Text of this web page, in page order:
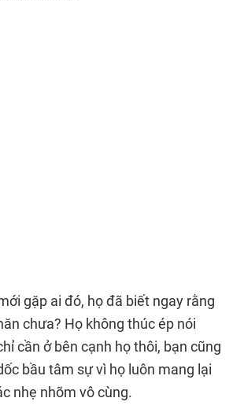
gặp ai đó, họ đã biết ngay rằng
chưa? Họ không thúc ép nói
cần ở bên cạnh họ thôi, bạn cũng
bầu tâm sự vì họ luôn mang lại
nhẹ nhõm vô cùng.